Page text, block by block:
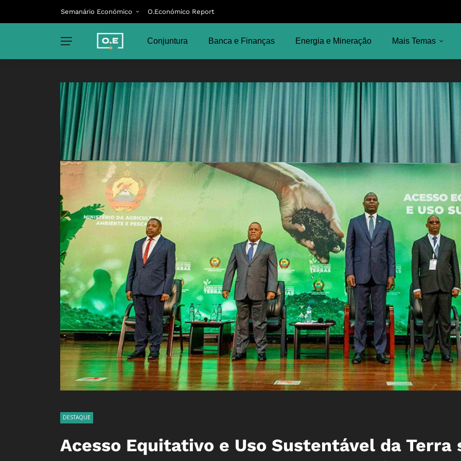
Semanário Económico O.Económico Report
Conjuntura Banca e Finanças Energia e Mineração Mais Temas
DESTAQUE
Acesso Equitativo e Uso Sustentável da Terra